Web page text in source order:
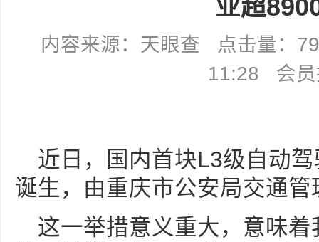
业超
内容来源：天眼查 点击量：
11:28 会员
近日，国内首块L3级自动
诞生，由重庆市公安局交通
这一举措意义重大，意味